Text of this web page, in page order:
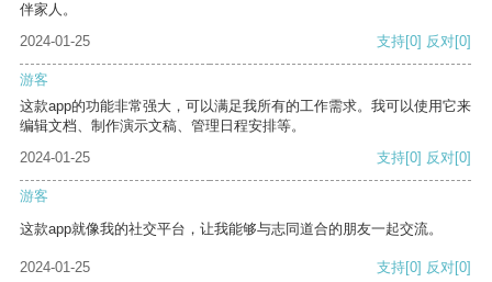
伴家人。
2024-01-25
支持[0] 反对[0]
游客
这款app的功能非常强大，可以满足我所有的工作需求。我可以使用它来
编辑文档、制作演示文稿、管理日程安排等。
2024-01-25
支持[0] 反对[0]
游客
这款app就像我的社交平台，让我能够与志同道合的朋友一起交流。
2024-01-25 支持[0] 反对[0]